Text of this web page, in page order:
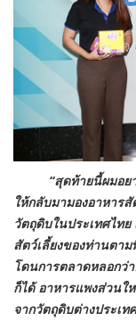
“สุดท้ายนี้ผมอยากฝ
ให้กลับมามองอาหาร
วัตถุดิบในประเทศไท
สัตว์เลี้ยงของท่านตา
โดนการตลาดหลอกว่
ก็ได้ อาหารแพงส่วนใ
จากวัตถุดิบต่างประเท